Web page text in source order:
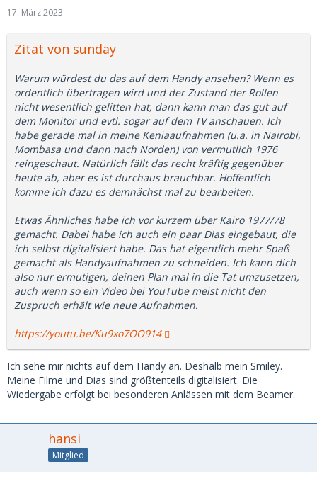
17. März 2023
Zitat von sunday
Warum würdest du das auf dem Handy ansehen? Wenn es
ordentlich übertragen wird und der Zustand der Rollen
nicht wesentlich gelitten hat, dann kann man das gut auf
dem Monitor und evtl. sogar auf dem TV anschauen. Ich
habe gerade mal in meine Keniaaufnahmen (u.a. in Nairobi,
Mombasa und dann nach Norden) von vermutlich 1976
reingeschaut. Natürlich fällt das recht kräftig gegenüber
heute ab, aber es ist durchaus brauchbar. Hoffentlich
komme ich dazu es demnächst mal zu bearbeiten.
Etwas Ähnliches habe ich vor kurzem über Kairo 1977/78
gemacht. Dabei habe ich auch ein paar Dias eingebaut, die
ich selbst digitalisiert habe. Das hat eigentlich mehr Spaß
gemacht als Handyaufnahmen zu schneiden. Ich kann dich
also nur ermutigen, deinen Plan mal in die Tat umzusetzen,
auch wenn so ein Video bei YouTube meist nicht den
Zuspruch erhält wie neue Aufnahmen.
https://youtu.be/Ku9xo7OO914
Ich sehe mir nichts auf dem Handy an. Deshalb mein Smiley.
Meine Filme und Dias sind größtenteils digitalisiert. Die
Wiedergabe erfolgt bei besonderen Anlässen mit dem Beamer.
hansi
Mitglied